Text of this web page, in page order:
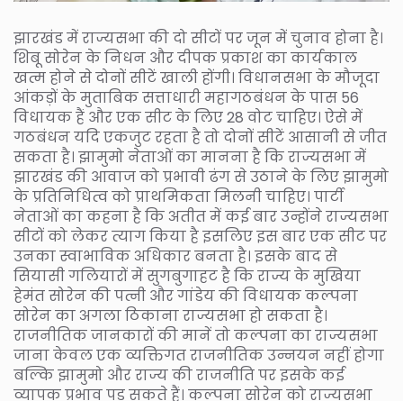
झारखंड में राज्यसभा की दो सीटों पर जून में चुनाव होना है।
शिबू सोरेन के निधन और दीपक प्रकाश का कार्यकाल
खत्म होने से दोनों सीटें खाली होंगी। विधानसभा के मौजूदा
आंकड़ों के मुताबिक सत्ताधारी महागठबंधन के पास 56
विधायक हैं और एक सीट के लिए 28 वोट चाहिए। ऐसे में
गठबंधन यदि एकजुट रहता है तो दोनों सीटें आसानी से जीत
सकता है। झामुमो नेताओं का मानना है कि राज्यसभा में
झारखंड की आवाज को प्रभावी ढंग से उठाने के लिए झामुमो
के प्रतिनिधित्व को प्राथमिकता मिलनी चाहिए। पार्टी
नेताओं का कहना है कि अतीत में कई बार उन्होंने राज्यसभा
सीटों को लेकर त्याग किया है इसलिए इस बार एक सीट पर
उनका स्वाभाविक अधिकार बनता है। इसके बाद से
सियासी गलियारों में सुगबुगाहट है कि राज्य के मुखिया
हेमंत सोरेन की पत्नी और गांडेय की विधायक कल्पना
सोरेन का अगला ठिकाना राज्यसभा हो सकता है।
राजनीतिक जानकारों की मानें तो कल्पना का राज्यसभा
जाना केवल एक व्यक्तिगत राजनीतिक उन्नयन नहीं होगा
बल्कि झामुमो और राज्य की राजनीति पर इसके कई
व्यापक प्रभाव पड़ सकते हैं। कल्पना सोरेन को राज्यसभा